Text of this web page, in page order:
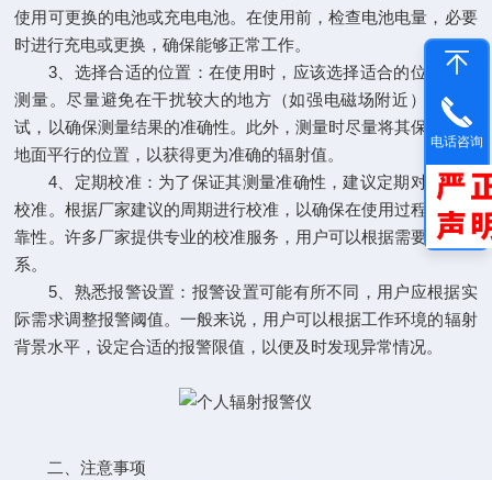
使用可更换的电池或充电电池。在使用前，检查电池电量，必要
时进行充电或更换，确保能够正常工作。
3、选择合适的位置：在使用时，应该选择适合的位置进行
测量。尽量避免在干扰较大的地方（如强电磁场附近）进行测
试，以确保测量结果的准确性。此外，测量时尽量将其保持在与
地面平行的位置，以获得更为准确的辐射值。
4、定期校准：为了保证其测量准确性，建议定期对其进行
校准。根据厂家建议的周期进行校准，以确保在使用过程中的可
靠性。许多厂家提供专业的校准服务，用户可以根据需要进行联
系。
5、熟悉报警设置：报警设置可能有所不同，用户应根据实
际需求调整报警阈值。一般来说，用户可以根据工作环境的辐射
背景水平，设定合适的报警限值，以便及时发现异常情况。
二、注意事项
电话咨询